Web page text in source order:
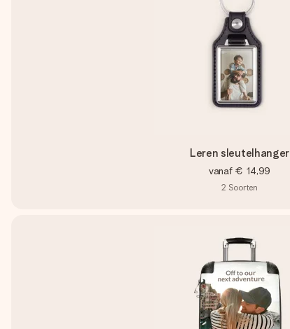
Leren sleutelhanger
vanaf € 14,99
2 Soorten